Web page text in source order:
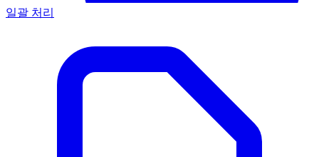
일괄 처리